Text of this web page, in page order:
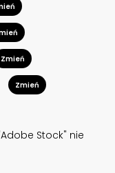
Zmień
Zmień
Stock" nie